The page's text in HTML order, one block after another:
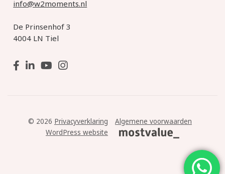
info@w2moments.nl
De Prinsenhof 3
4004 LN Tiel
© 2026 Privacyverklaring
Algemene voorwaarden
WordPress website